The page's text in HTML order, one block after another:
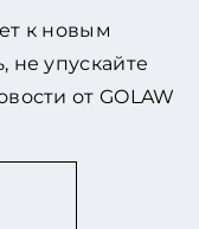
к новым
упускайте
от GOLAW